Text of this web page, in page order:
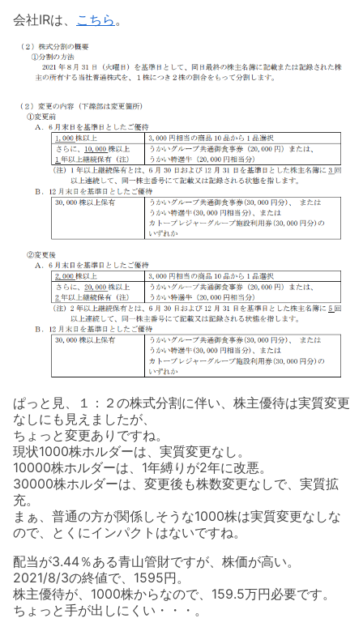
会社IRは、 こちら。
ぱっと見、１：２の株式分割に伴い、株主優待は実質変更
なしにも見えましたが、
ちょっと変更ありですね。
現状1000株ホルダーは、実質変更なし。
10000株ホルダーは、1年縛りが2年に改悪。
30000株ホルダーは、変更後も株数変更なしで、実質拡
充。
まぁ、普通の方が関係しそうな1000株は実質変更なしな
ので、とくにインパクトはないですね。
配当が3.44％ある青山管財ですが、株価が高い。
2021/8/3の終値で、1595円。
株主優待が、1000株からなので、159.5万円必要です。
ちょっと手が出しにくい・・・。